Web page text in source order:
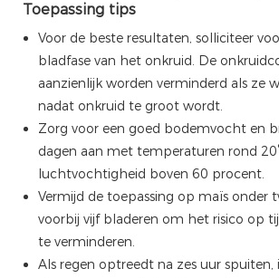
Toepassing tips
Voor de beste resultaten, solliciteer
bladfase van het onkruid. De
aanzienlijk worden verminderd als ze
nadat onkruid te groot wordt.
Zorg voor een goed bodemvocht en
dagen aan met temperaturen rond
luchtvochtigheid boven 60 procent.
Vermijd de toepassing op maïs onder
voorbij vijf bladeren om het risico op
te verminderen.
Als regen optreedt na zes uur spuiten,